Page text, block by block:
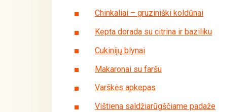
Chinkaliai – gruziniški koldūnai
Kepta dorada su citrina ir baziliku
Cukinijų blynai
Makaronai su faršu
Varškės apkepas
Vištiena saldžiarūgščiame padaže